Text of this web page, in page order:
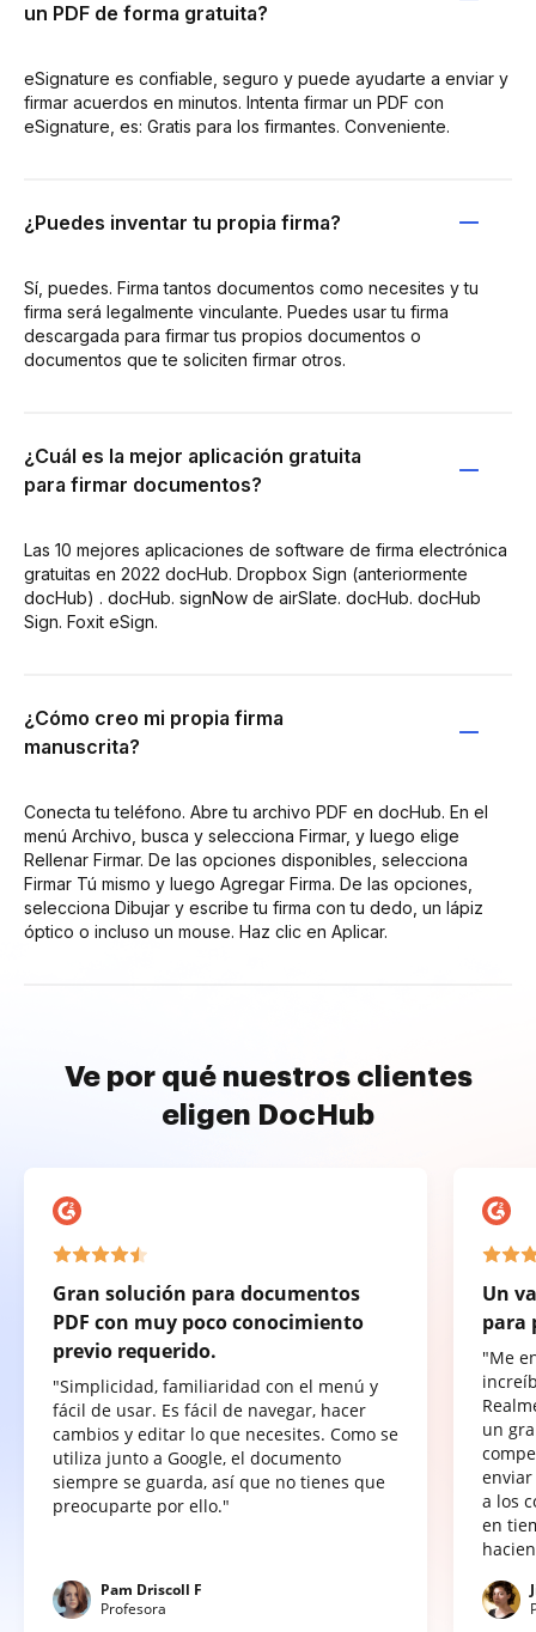
un PDF de forma gratuita?
eSignature es confiable, seguro y puede ayudarte a enviar y
firmar acuerdos en minutos. Intenta firmar un PDF con
eSignature, es: Gratis para los firmantes. Conveniente.
¿Puedes inventar tu propia firma?
Sí, puedes. Firma tantos documentos como necesites y tu
firma será legalmente vinculante. Puedes usar tu firma
descargada para firmar tus propios documentos o
documentos que te soliciten firmar otros.
¿Cuál es la mejor aplicación gratuita
para firmar documentos?
Las 10 mejores aplicaciones de software de firma electrónica
gratuitas en 2022 docHub. Dropbox Sign (anteriormente
docHub) . docHub. signNow de airSlate. docHub. docHub
Sign. Foxit eSign.
¿Cómo creo mi propia firma
manuscrita?
Conecta tu teléfono. Abre tu archivo PDF en docHub. En el
menú Archivo, busca y selecciona Firmar, y luego elige
Rellenar Firmar. De las opciones disponibles, selecciona
Firmar Tú mismo y luego Agregar Firma. De las opciones,
selecciona Dibujar y escribe tu firma con tu dedo, un lápiz
óptico o incluso un mouse. Haz clic en Aplicar.
Ve por qué nuestros clientes
eligen DocHub
Gran solución para documentos
PDF con muy poco conocimiento
previo requerido.
"Simplicidad, familiaridad con el menú y
fácil de usar. Es fácil de navegar, hacer
cambios y editar lo que necesites. Como se
utiliza junto a Google, el documento
siempre se guarda, así que no tienes que
preocuparte por ello."
Pam Driscoll F
Profesora
Un
para
"Me
un
a los
en